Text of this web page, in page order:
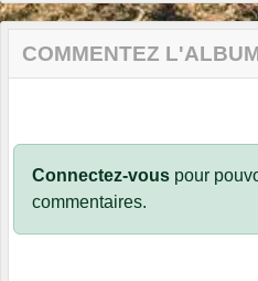
COMMENTEZ
Connectez-vous pour
commentaires.